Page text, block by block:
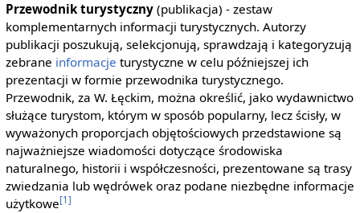
Przewodnik turystyczny(publikacja) - zestaw
komplementarnych informacji turystycznych. Autorzy
publikacji poszukują, selekcjonują, sprawdzają i kategoryzują
zebrane informacje turystyczne w celu późniejszej ich
prezentacji w formie przewodnika turystycznego.
Przewodnik, za W. Łęckim, można określić, jako wydawnictwo
służące turystom, którym w sposób popularny, lecz ścisły, w
wyważonych proporcjach objętościowych przedstawione są
najważniejsze wiadomości dotyczące środowiska
naturalnego, historii i współczesności, prezentowane są trasy
zwiedzania lub wędrówek oraz podane niezbędne informacje
użytkowe[1]